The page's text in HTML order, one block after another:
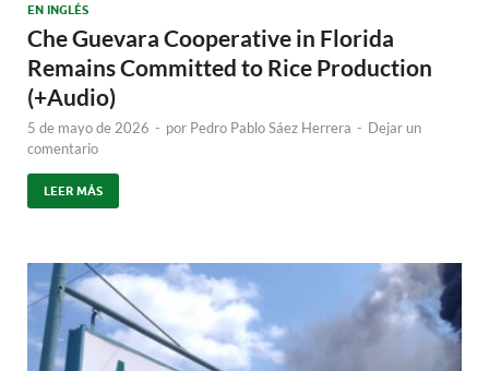
EN INGLÉS
Che Guevara Cooperative in Florida
Remains Committed to Rice Production
(+Audio)
5 de mayo de 2026 - por Pedro Pablo Sáez Herrera - Dejar un
comentario
LEER MÁS